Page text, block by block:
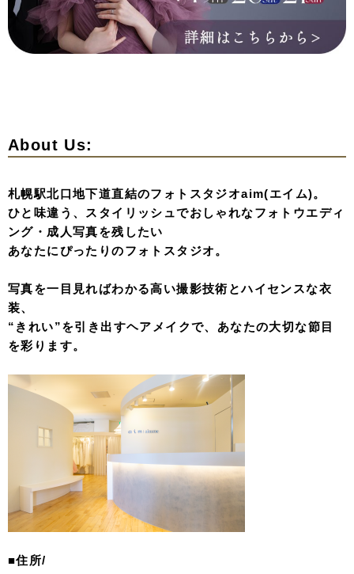
About Us:
札幌駅北口地下道直結のフォトスタジオaim(エイム)。
ひと味違う、スタイリッシュでおしゃれなフォトウエディ
ング・成人写真を残したい
あなたにぴったりのフォトスタジオ。
写真を一目見ればわかる高い撮影技術とハイセンスな衣
装、
“きれい”を引き出すヘアメイクで、あなたの大切な節目
を彩ります。
■住所/